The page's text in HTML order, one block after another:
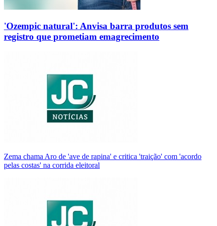
'Ozempic natural': Anvisa barra produtos sem
registro que prometiam emagrecimento
Zema chama Aro de 'ave de rapina' e critica 'traição' com 'acordo
pelas costas' na corrida eleitoral